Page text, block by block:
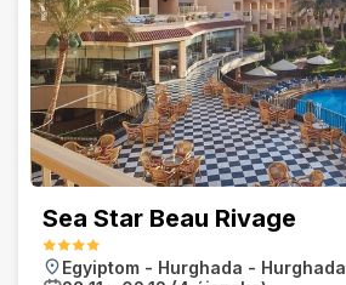
Sea Star Beau Rivage
Egyiptom - Hurghada - Hurghada